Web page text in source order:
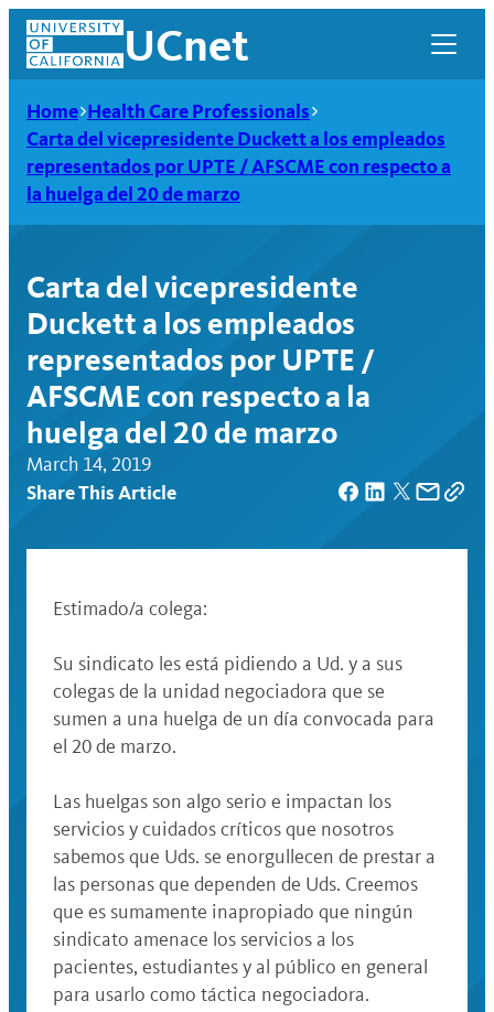
Skip
content
UCnet
UCnet
Home Health Care Professionals
Carta del vicepresidente Duckett a los empleados
representados por UPTE / AFSCME con respecto a
la huelga del 20 de marzo
Carta del vicepresidente
Duckett a los empleados
representados por UPTE /
AFSCME con respecto a la
huelga del 20 de marzo
March 14, 2019
Share This Article
Estimado/a colega:
Su sindicato les está pidiendo a Ud. y a sus
colegas de la unidad negociadora que se
sumen a una huelga de un día convocada para
el 20 de marzo.
Las huelgas son algo serio e impactan los
servicios y cuidados críticos que nosotros
sabemos que Uds. se enorgullecen de prestar a
las personas que dependen de Uds. Creemos
que es sumamente inapropiado que ningún
sindicato amenace los servicios a los
pacientes, estudiantes y al público en general
para usarlo como táctica negociadora.